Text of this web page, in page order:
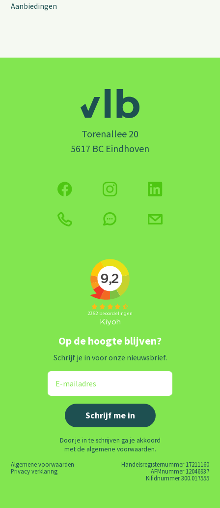
Aanbiedingen
Torenallee 20
5617 BC Eindhoven
Op de hoogte blijven?
Schrijf je in voor onze nieuwsbrief.
Door je in te schrijven ga je akkoord
met de algemene voorwaarden.
Algemene voorwaarden
Privacy verklaring
Handelsregisternummer 17211160
AFMnummer 12046937
Kifidnummer 300.017555